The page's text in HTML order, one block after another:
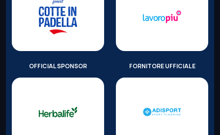
OFFICIAL SPONSOR FORNITORE UFFICIALE